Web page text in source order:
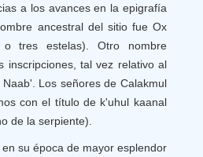
a los avances en la epigrafía
ancestral del sitio fue Ox
tres estelas). Otro nombre
inscripciones, tal vez relativo al
Los señores de Calakmul
con el título de k'uhul kaanal
de la serpiente).
su época de mayor esplendor